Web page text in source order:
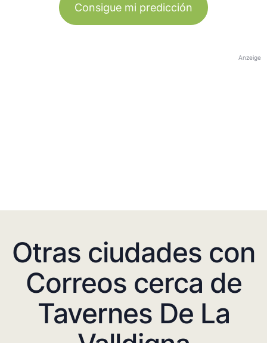
Consigue mi predicción
Anzeige
Otras ciudades con
Correos cerca de
Tavernes De La